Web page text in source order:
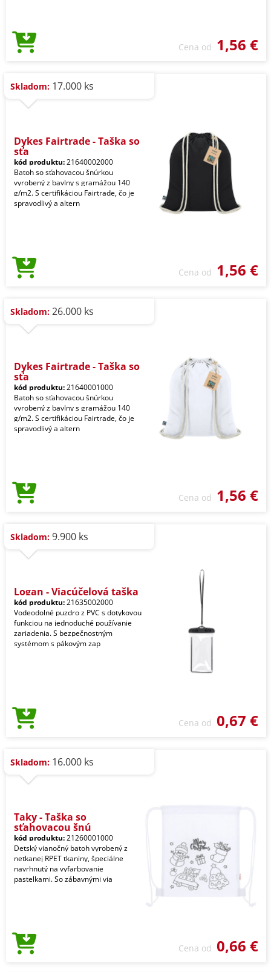
Cena od 1,56 €
Skladom: 17.000 ks
Dykes Fairtrade - Taška so
sťa
kód produktu:21640002000
Batoh so sťahovacou šnúrkou
vyrobený z bavlny s gramážou 140
g/m2. S certifikáciou Fairtrade, čo je
spravodlivý a altern
Cena od 1,56 €
Skladom: 26.000 ks
Dykes Fairtrade - Taška so
sťa
kód produktu:21640001000
Batoh so sťahovacou šnúrkou
vyrobený z bavlny s gramážou 140
g/m2. S certifikáciou Fairtrade, čo je
spravodlivý a altern
Cena od 1,56 €
Skladom: 9.900 ks
Logan - Viacúčelová taška
kód produktu:21635002000
Vodeodolné puzdro z PVC s dotykovou
funkciou na jednoduché používanie
zariadenia. S bezpečnostným
systémom s pákovým zap
Cena od 0,67 €
Skladom: 16.000 ks
Taky - Taška so
sťahovacou šnú
kód produktu:21260001000
Detský vianočný batoh vyrobený z
netkanej RPET tkaniny, špeciálne
navrhnutý na vyfarbovanie
pastelkami. So zábavnými via
Cena od 0,66 €